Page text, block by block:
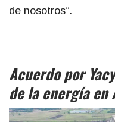
de nosotros”.
Acuerdo por
de la energía en